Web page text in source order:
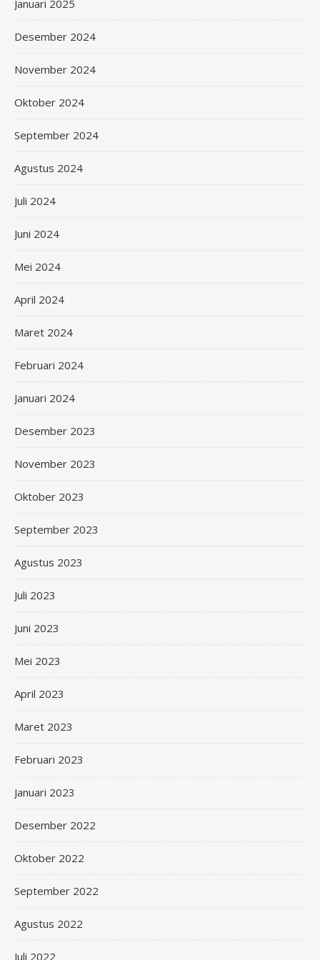
Januari 2025
Desember 2024
November 2024
Oktober 2024
September 2024
Agustus 2024
Juli 2024
Juni 2024
Mei 2024
April 2024
Maret 2024
Februari 2024
Januari 2024
Desember 2023
November 2023
Oktober 2023
September 2023
Agustus 2023
Juli 2023
Juni 2023
Mei 2023
April 2023
Maret 2023
Februari 2023
Januari 2023
Desember 2022
Oktober 2022
September 2022
Agustus 2022
Juli 2022